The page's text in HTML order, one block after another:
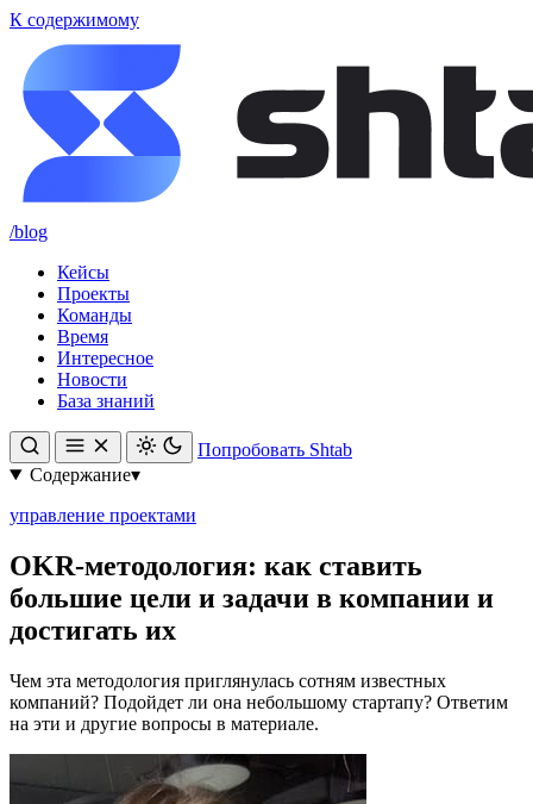
К содержимому
/blog
Кейсы
Проекты
Команды
Время
Интересное
Новости
База знаний
Попробовать Shtab
Содержание▾
управление проектами
OKR-методология: как ставить
большие цели и задачи в компании и
достигать их
Чем эта методология приглянулась сотням известных
компаний? Подойдет ли она небольшому стартапу? Ответим
на эти и другие вопросы в материале.